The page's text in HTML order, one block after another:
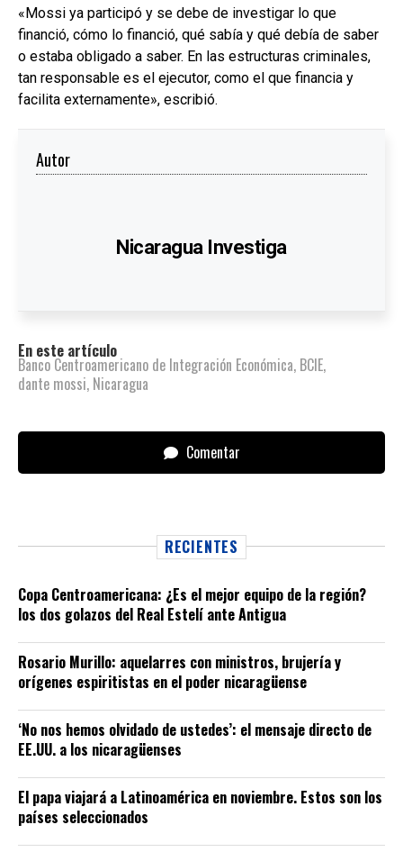
«Mossi ya participó y se debe de investigar lo que
financió, cómo lo financió, qué sabía y qué debía de saber
o estaba obligado a saber. En las estructuras criminales,
tan responsable es el ejecutor, como el que financia y
facilita externamente», escribió.
Autor
Nicaragua Investiga
En este artículo
Banco Centroamericano de Integración Económica, BCIE,
dante mossi, Nicaragua
Comentar
RECIENTES
Copa Centroamericana: ¿Es el mejor equipo de la región?
los dos golazos del Real Estelí ante Antigua
Rosario Murillo: aquelarres con ministros, brujería y
orígenes espiritistas en el poder nicaragüense
‘No nos hemos olvidado de ustedes’: el mensaje directo de
EE.UU. a los nicaragüenses
El papa viajará a Latinoamérica en noviembre. Estos son los
países seleccionados